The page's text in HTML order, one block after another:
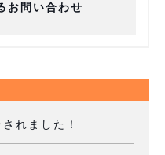
お問い合わせ
れました！